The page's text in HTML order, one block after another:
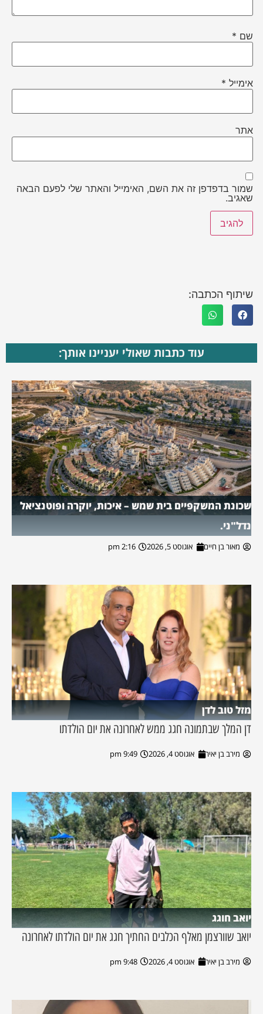
שם *
אימייל *
אתר
שמור בדפדפן זה את השם, האימייל והאתר שלי לפעם הבאה
שאגיב.
שיתוף הכתבה:
עוד כתבות שאולי יעניינו אותך:
שכונת המשקפיים בית שמש – איכות, יוקרה ופוטנציאל
נדל"ני.
מאור בן חיים אוגוסט 5, 2026 2:16 pm
מזל טוב לדן
דן המלך שבתמונה חגג ממש לאחרונה את יום הולדתו
מירב בן יאיר אוגוסט 4, 2026 9:49 pm
יואב חוגג
יואב שוורצמן מאלף הכלבים החתיך חגג את יום הולדתו לאחרונה
מירב בן יאיר אוגוסט 4, 2026 9:48 pm